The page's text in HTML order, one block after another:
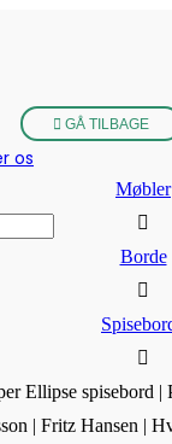
os
GÅ TILBAGE
Møbler
Borde
Ellipse spisebord
| Fritz Hansen |